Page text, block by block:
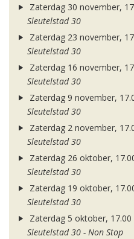
Zaterdag 30 november,
Sleutelstad 30
Zaterdag 23 november,
Sleutelstad 30
Zaterdag 16 november,
Sleutelstad 30
Zaterdag 9 november,
Sleutelstad 30
Zaterdag 2 november,
Sleutelstad 30
Zaterdag 26 oktober,
Sleutelstad 30
Zaterdag 19 oktober,
Sleutelstad 30
Zaterdag 5 oktober, 17.00
Sleutelstad 30 - Non Stop